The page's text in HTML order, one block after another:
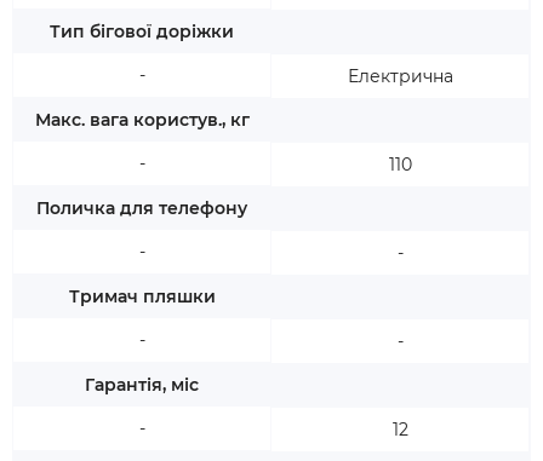
Тип бігової доріжки
-
Макс. вага користув., кг
-
Поличка для телефону
-
Тримач пляшки
-
Гарантія, міс
-
Електрична
110
-
-
12